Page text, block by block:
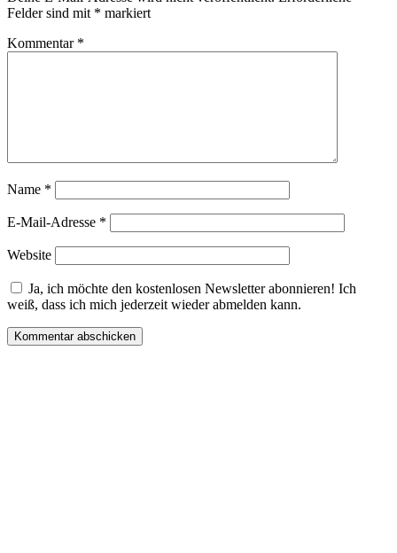
Felder sind mit * markiert
Kommentar *
Name *
E-Mail-Adresse *
Website
Ja, ich möchte den kostenlosen Newsletter abonnieren! Ich
weiß, dass ich mich jederzeit wieder abmelden kann.